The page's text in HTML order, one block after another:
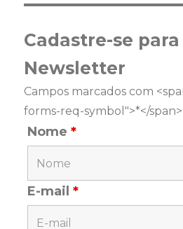
Cadastre-se para
Newsletter
Campos marcados com
forms-req-symbol">*</
Nome*
E-mail*